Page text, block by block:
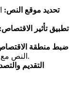
تحديد موقع النص:
تطبيق تأثير الاقتصاص:
ضبط منطقة
النص مع تقليل فقدان المعلومات المرئية المهمة.
التقديم